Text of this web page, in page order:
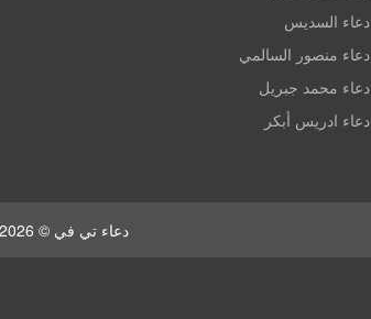
دعاء السديس
دعاء منصور السالمي
دعاء محمد جبريل
دعاء ادريس أبكر
دعاء تي في © 2026